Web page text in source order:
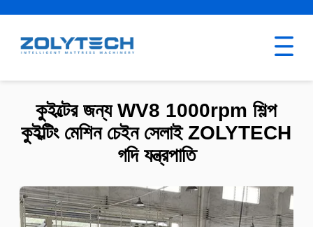
কুইল্টের জন্য WV8 1000rpm শিল্প
কুইল্টিং মেশিন চেইন সেলাই ZOLYTECH
গদি যন্ত্রপাতি